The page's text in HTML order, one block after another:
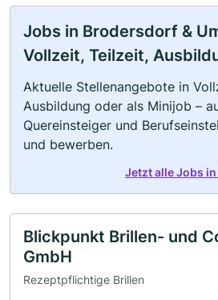
Jobs in Brodersdorf &
Vollzeit, Teilzeit,
Aktuelle Stellenangebote in
Ausbildung oder als Minijob –
Quereinsteiger und
und bewerben.
Jetzt alle Jobs
Blickpunkt Brillen- und
GmbH
Rezeptpflichtige Brillen